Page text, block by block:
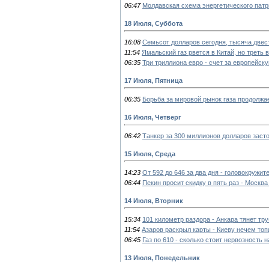
06:47 Молдавская схема энергетического
18 Июля, Суббота
16:08 Семьсот долларов сегодня, тысяча
11:54 Ямальский газ рвется в Китай, но треть
06:35 Три триллиона евро - счет за
17 Июля, Пятница
06:35 Борьба за мировой рынок газа
16 Июля, Четверг
06:42 Танкер за 300 миллионов долларов
15 Июля, Среда
14:23 От 592 до 646 за два дня -
06:44 Пекин просит скидку в пять раз - Москва
14 Июля, Вторник
15:34 101 километр раздора - Анкара тянет
11:54 Азаров раскрыл карты - Киеву нечем
06:45 Газ по 610 - сколько стоит нервозность
13 Июля, Понедельник